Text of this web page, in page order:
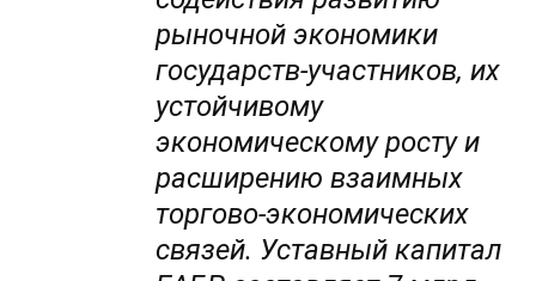
рыночной экономики
государств-участников, их
устойчивому
экономическому росту и
расширению взаимных
торгово-экономических
связей. Уставный капитал